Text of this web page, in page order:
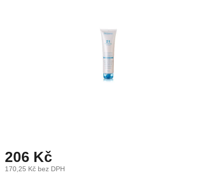
206 Kč
170,25 Kč bez DPH